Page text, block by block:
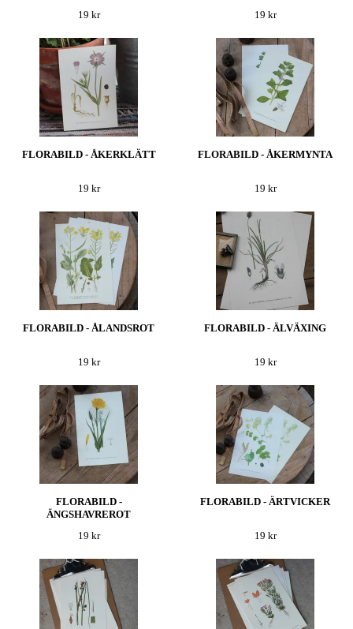
19 kr
19 kr
FLORABILD - ÅKERKLÄTT
19 kr
FLORABILD - ÅKERMYNTA
19 kr
FLORABILD - ÅLANDSROT
19 kr
FLORABILD - ÄLVÄXING
19 kr
FLORABILD -
ÄNGSHAVREROT
19 kr
FLORABILD - ÄRTVICKER
19 kr